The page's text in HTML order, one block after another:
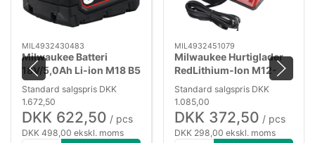
MIL4932430483
Milwaukee Batteri
18V/5,0Ah Li-ion M18 B5
Standard salgspris DKK
1.672,50
DKK 622,50 / pcs
DKK 498,00 ekskl. moms
MIL4932451079
Milwaukee Hurtiglader
RedLithium-Ion M12-
18FC
Standard salgspris DKK
1.085,00
DKK 372,50 / pcs
DKK 298,00 ekskl. moms